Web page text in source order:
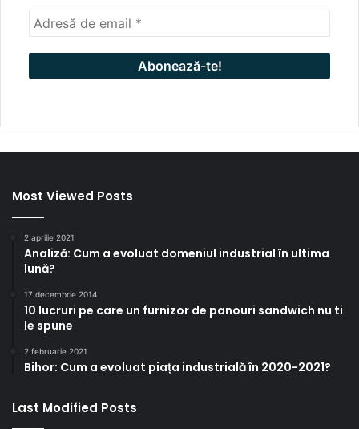
Most Viewed Posts
2 aprilie 2021
Analiză: Cum a evoluat domeniul industrial în ultima
lună?
17 decembrie 2014
10 lucruri pe care un furnizor de panouri sandwich nu ti
le spune
2 februarie 2021
Bihor: Cum a evoluat piața industrială în 2020-2021?
Last Modified Posts